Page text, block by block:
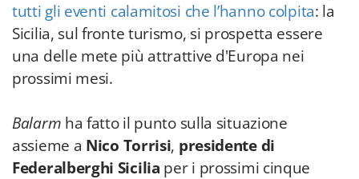
tutti gli eventi calamitosi che l’hanno colpita: la
Sicilia, sul fronte turismo, si prospetta essere
una delle mete più attrattive d'Europa nei
prossimi mesi.
Balarm ha fatto il punto sulla situazione
assieme a Nico Torrisi, presidente di
Federalberghi Sicilia per i prossimi cinque